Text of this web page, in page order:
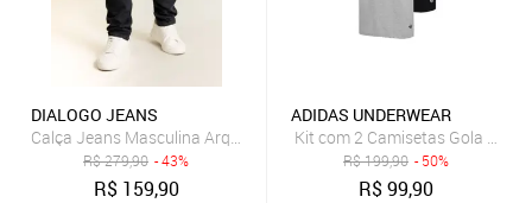
DIALOGO JEANS
Calça Jeans Masculina Arqueada Preta com Elastano Dialogo Preto
R$279,90 - 43%
R$ 159,90
ADIDAS UNDERWEAR
Kit com 2 Camisetas Gola
R$199,90 - 50%
R$99,90